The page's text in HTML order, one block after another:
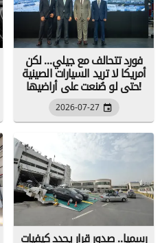
فورد تتحالف مع جيلي... لكن
أمريكا لا تريد السيارات الصينية
حتى لو صُنعت على أراضيها!
2026-07-27
رسميا.. صدور قرار يحدد كيفيات